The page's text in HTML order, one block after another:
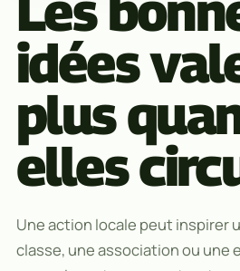
idées
plus
elles
Une action locale peut inspirer
classe, une association ou une